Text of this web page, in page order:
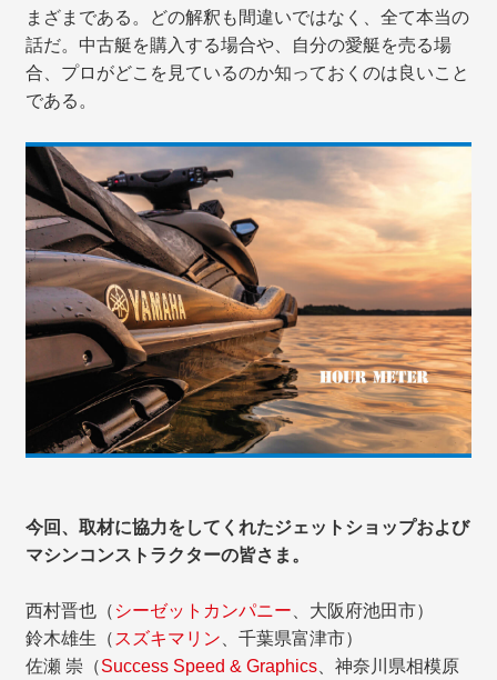
まざまである。どの解釈も間違いではなく、全て本当の
話だ。中古艇を購入する場合や、自分の愛艇を売る場
合、プロがどこを見ているのか知っておくのは良いこと
である。
今回、取材に協力をしてくれたジェットショップおよび
マシンコンストラクターの皆さま。
西村晋也（ シーゼットカンパニー 、大阪府池田市）
鈴木雄生（ スズキマリン 、千葉県富津市）
佐瀬 崇（Success Speed & Graphics 、神奈川県相模原